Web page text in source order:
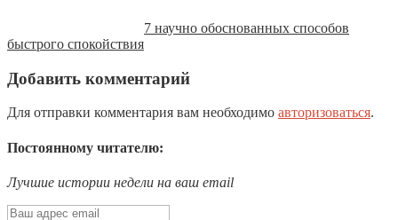
7 научно обоснованных способов
быстрого спокойствия
Добавить комментарий
Для отправки комментария вам необходимо авторизоваться.
Постоянному читателю:
Лучшие истории недели на ваш email